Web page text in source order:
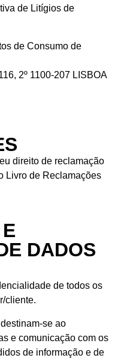
de Litígios de
de Consumo de
2º 1100-207 LISBOA
direito de reclamação
Livro de Reclamações
DADOS
de todos os
cliente.
se ao
e comunicação com os
de informação e de